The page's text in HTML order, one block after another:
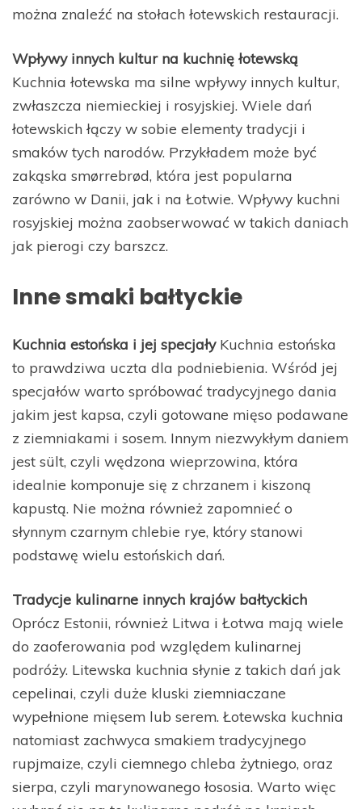
można znaleźć na stołach łotewskich restauracji.
Wpływy innych kultur na kuchnię łotewską
Kuchnia łotewska ma silne wpływy innych kultur,
zwłaszcza niemieckiej i rosyjskiej. Wiele dań
łotewskich łączy w sobie elementy tradycji i
smaków tych narodów. Przykładem może być
zakąska smørrebrød, która jest popularna
zarówno w Danii, jak i na Łotwie. Wpływy kuchni
rosyjskiej można zaobserwować w takich daniach
jak pierogi czy barszcz.
Inne smaki bałtyckie
Kuchnia estońska i jej specjałyKuchnia estońska
to prawdziwa uczta dla podniebienia. Wśród jej
specjałów warto spróbować tradycyjnego dania
jakim jest kapsa, czyli gotowane mięso podawane
z ziemniakami i sosem. Innym niezwykłym daniem
jest sült, czyli wędzona wieprzowina, która
idealnie komponuje się z chrzanem i kiszoną
kapustą. Nie można również zapomnieć o
słynnym czarnym chlebie rye, który stanowi
podstawę wielu estońskich dań.
Tradycje kulinarne innych krajów bałtyckich
Oprócz Estonii, również Litwa i Łotwa mają wiele
do zaoferowania pod względem kulinarnej
podróży. Litewska kuchnia słynie z takich dań jak
cepelinai, czyli duże kluski ziemniaczane
wypełnione mięsem lub serem. Łotewska kuchnia
natomiast zachwyca smakiem tradycyjnego
rupjmaize, czyli ciemnego chleba żytniego, oraz
sierpa, czyli marynowanego łososia. Warto więc